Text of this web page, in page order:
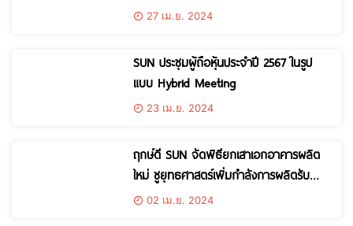
27 เม.ย. 2024
SUN ประชุมผู้ถือหุ้นประจำปี 2567 ในรูป
แบบ Hybrid Meeting
23 เม.ย. 2024
ฤกษ์ดี SUN จัดพิธียกเสาเอกอาคารผลิต
ใหม่ ชูยุทธศาสตร์เพิ่มกำลังการผลิตรับ
ดีมานด์พุ่ง
02 เม.ย. 2024